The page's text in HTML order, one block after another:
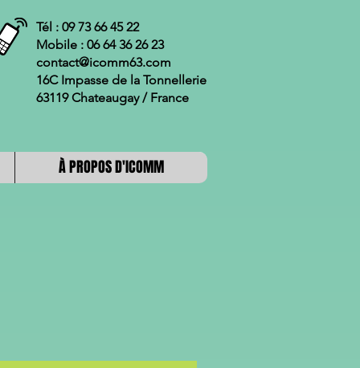
Tél : 09 73 66 45 22
Mobile : 06 64 36 26 23
contact@icomm63.com
16C Impasse de la Tonnellerie
63119 Chateaugay / France
À PROPOS D'ICOMM